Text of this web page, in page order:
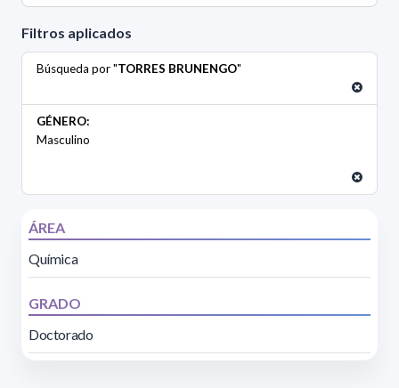
Filtros aplicados
Búsqueda por "TORRES BRUNENGO"
GÉNERO:
Masculino
ÁREA
Química
GRADO
Doctorado